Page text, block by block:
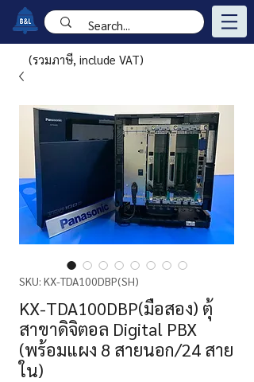
SKU: KX-TDA100DBP(SH)
KX-TDA100DBP(มือสอง) ตุ้
สาขาดิจิตอล Digital PBX
(พร้อมแผง 8 สายนอก/24 สาย
ใน)
(รวมภาษี, include VAT)